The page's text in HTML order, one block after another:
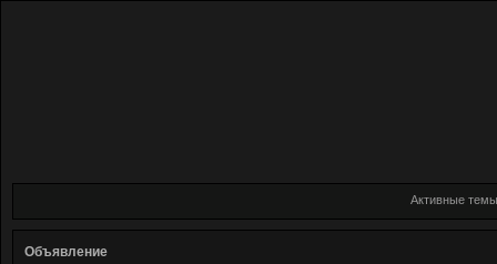
Активные темы
Объявление